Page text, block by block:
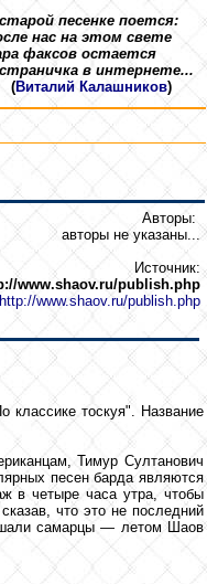
песенке поется:
нас на этом свете
факсов остается
в интернете...
Виталий Калашников)
Авторы:
авторы не указаны...
Источник:
www.shaov.ru/publish.php
http://www.shaov.ru/publish.php
тоскуя". Название
Тимур Султанович
песен барда являются
в четыре часа утра, чтобы
что это не последний
самарцы — летом Шаов